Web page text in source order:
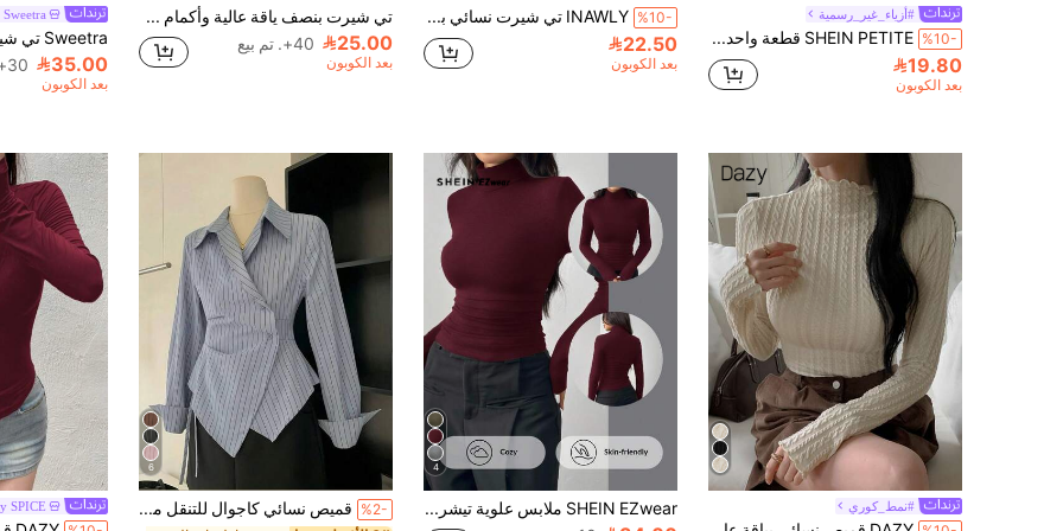
#أزياء_غير_رسمية
%10- SHEIN PETITE قطعة واحدة تي شيرت نسائي بلون موحد وياقة واقفة وأكمام طويلة مطوية بقصة ضيقة، ملابس خريفية للنساء، للنساء ذوات القامة القصيرة
19.80
بعد الكوبون
%10- INAWLY تي شيرت نسائي بأكمام طويلة وياقة طاقم، لون بنفسجي غامق
22.50
بعد الكوبون
تي شيرت بنصف ياقة عالية وأكمام طويلة وطيات للنساء، ملابس رمضان
25.00 40+. تم بيع
بعد الكوبون
Sweetra
35.00 30+. تم بيع
بعد الكوبون
#نمط_كوري
4
SHEIN EZwear ملابس علوية تيشرت نسائي ذو رقبة عالية بأكمام طويلة، بتصميم ضيق من الأحمر اللون
6
%2- قميص نسائي كاجوال للتنقل مع طباعة مخطط، إغلاق بأزرار، حافة غير متماثلة، مناسب للربيع والخريف SPICE